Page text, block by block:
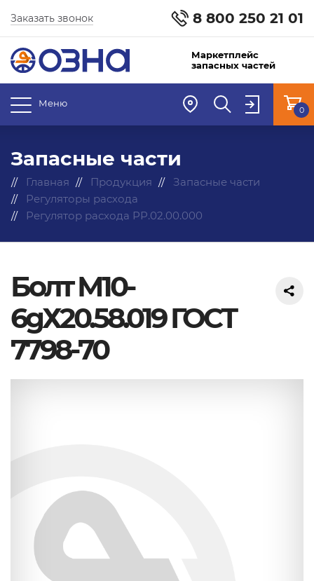
8 800 250 21 01
Заказать звонок
Маркетплейс
запасных частей
Меню
0
Запасные части
Главная Продукция
Запасные части
Регуляторы расхода
Регулятор расхода РР.02.00.000
Болт М10-
6gХ20.58.019 ГОСТ
7798-70